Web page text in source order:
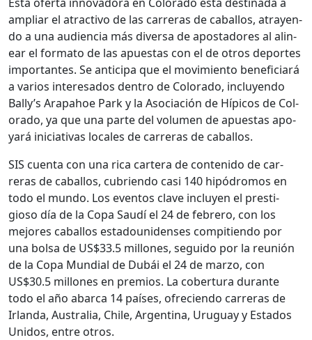
ampli­ar el atrac­ti­vo de las car­reras de cabal­los, atrayen­
do a una audi­en­cia más diver­sa de apos­ta­dores al alin­
ear el for­ma­to de las apues­tas con el de otros deportes
impor­tantes. Se antic­i­pa que el movimien­to ben­e­fi­cia­rá
a var­ios intere­sa­dos den­tro de Col­orado, incluyen­do
Bal­ly’s Ara­pa­hoe Park y la Aso­ciación de Hípi­cos de Col­
orado, ya que una parte del vol­u­men de apues­tas apo­
yará ini­cia­ti­vas locales de car­reras de cabal­los.
SIS cuen­ta con una rica cartera de con­tenido de car­
reras de cabal­los, cubrien­do casi 140 hipó­dro­mos en
todo el mun­do. Los even­tos clave incluyen el pres­ti­
gioso día de la Copa Saudí el 24 de febrero, con los
mejores cabal­los esta­dounidens­es com­pi­tien­do por
una bol­sa de US$33.5 mil­lones, segui­do por la reunión
de la Copa Mundi­al de Dubái el 24 de mar­zo, con
US$30.5 mil­lones en pre­mios. La cober­tu­ra durante
todo el año abar­ca 14 país­es, ofre­cien­do car­reras de
Irlan­da, Aus­tralia, Chile, Argenti­na, Uruguay y Esta­dos
Unidos, entre otros.